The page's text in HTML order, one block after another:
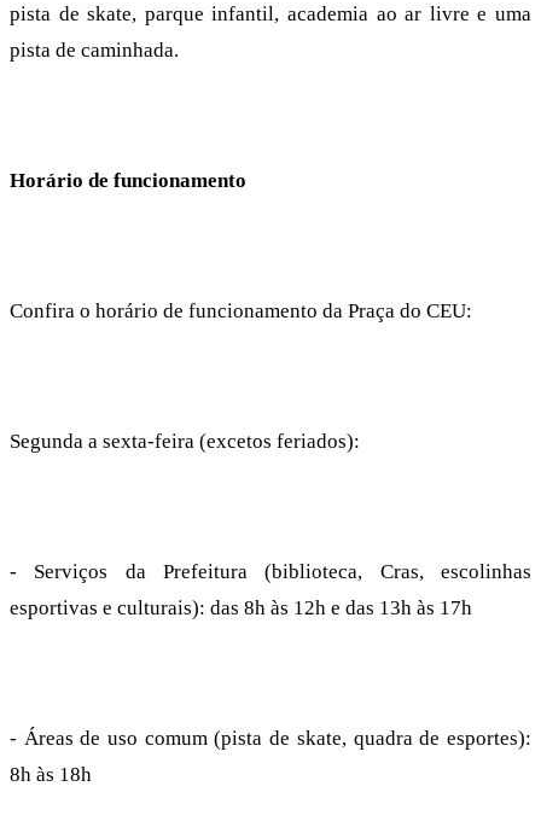
pista de skate, parque infantil, academia ao ar livre e uma
pista de caminhada.
Horário de funcionamento
Confira o horário de funcionamento da Praça do CEU:
Segunda a sexta-feira (excetos feriados):
- Serviços da Prefeitura (biblioteca, Cras, escolinhas
esportivas e culturais): das 8h às 12h e das 13h às 17h
- Áreas de uso comum (pista de skate, quadra de esportes):
8h às 18h